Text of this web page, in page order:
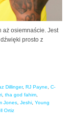
aż osiemnaście. Jest
prosto z
Dillinger, RJ Payne
C-
tha god fahim
Jones Jeshi Young
Ortiz